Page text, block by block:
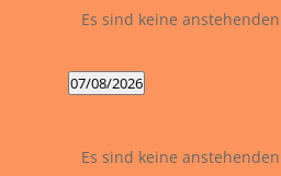
Es sind keine
07/08/2026
von
Es sind keine